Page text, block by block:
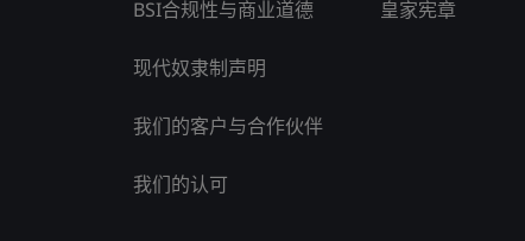
BSI合规性与商业道德
现代奴隶制声明
我们的客户与合作伙伴
我们的认可
皇家宪章